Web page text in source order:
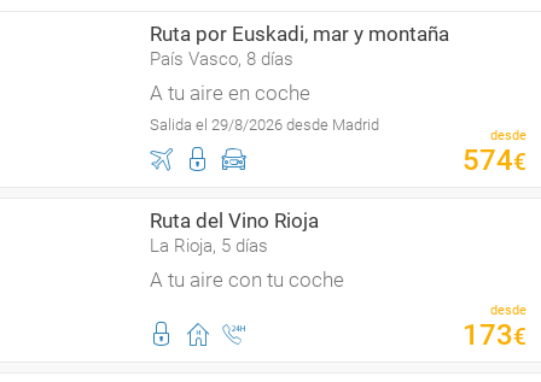
Ruta por Euskadi, mar y montaña
País Vasco, 8 días
A tu aire en coche
Salida el 29/8/2026 desde Madrid
desde
574€
Ruta del Vino Rioja
La Rioja, 5 días
A tu aire con tu coche
desde
173€